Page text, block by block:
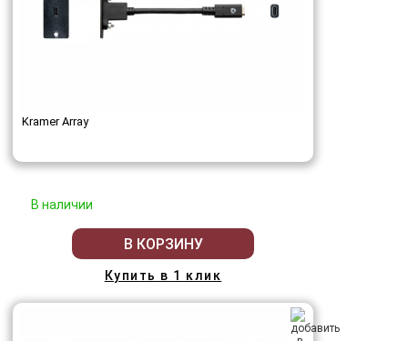
Kramer Array
В наличии
В КОРЗИНУ
Купить в 1 клик